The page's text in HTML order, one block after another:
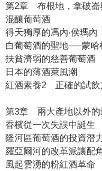
第2章 布根地，拿破崙
混釀葡萄酒
得天獨厚的馮內‧侯瑪內
白葡萄酒的聖地──蒙哈
扶貧濟弱的慈善葡萄酒
日本的薄酒萊風潮
紅酒素養2 正確的試飲
第3章 兩大產地以外的
香檳從一次失誤中誕生
隆河區葡萄酒的投資潛
羅亞爾河的改革派讓配
風起雲湧的粉紅酒革命